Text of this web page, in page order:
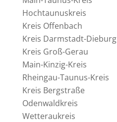
Hochtau­nus­kreis
Kreis Offen­bach
Kreis Darmstadt-Dieburg
Kreis Groß-Gerau
Main-Kinzig-Kreis
Rheingau-Taunus-Kreis
Kreis Bergstraße
Odenwald­kreis
Wetter­au­kreis